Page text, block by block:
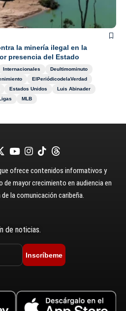
la minería ilegal en la
presencia del Estado
Internacionales
Deultimominuto
ElPeriódicodelaVerdad
Estados Unidos
Luis Abinader
MLB
ofrece contenidos informativos y
mayor crecimiento en audiencia en
la comunicación caribeña.
de noticias.
Inscríbeme